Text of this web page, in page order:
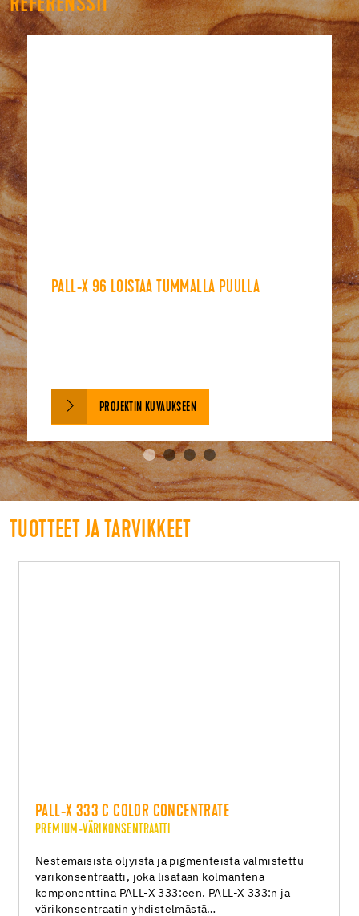
REFERENSSIT
PALL-X 96 LOISTAA TUMMALLA PUULLA
PROJEKTIN KUVAUKSEEN
TUOTTEET JA TARVIKKEET
PALL-X 333 C COLOR CONCENTRATE
PREMIUM-VÄRIKONSENTRAATTI
Nestemäisistä öljyistä ja pigmenteistä valmistettu
värikonsentraatti, joka lisätään kolmantena
komponenttina PALL-X 333:een. PALL-X 333:n ja
värikonsentraatin yhdistelmästä…